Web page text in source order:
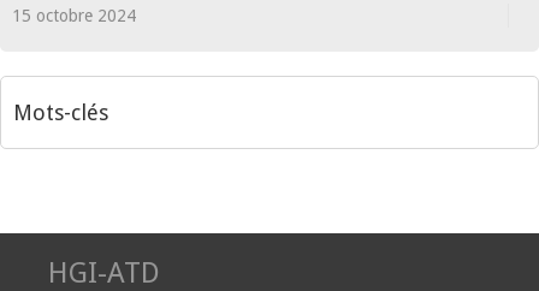
15 octobre 2024
Mots-clés
HGI-ATD